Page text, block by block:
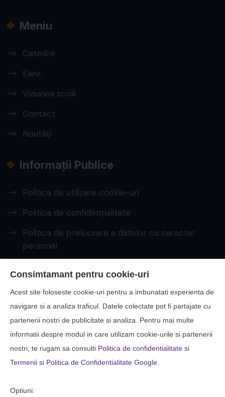
Meniu
Catedre
Elevi
Viziunea scolii
Contact
Noutăți
Informații Publice
Politica de utilizare cookie-uri
Politica de confidențialitate
Politica de prelucrare a datelor cu caracter
personal
PERSONAL – A.N.S.P.D.C.
Protecția consumatorilor – A.N.P.C.
Contact
Str: Zorilor, Nr: 17, Suceava
Consimtamant pentru cookie-uri
Acest site foloseste cookie-uri pentru a imbunatati experienta de
navigare si a analiza traficul. Datele colectate pot fi partajate cu
partenerii nostri de publicitate si analiza. Pentru mai multe
informatii despre modul in care utilizam cookie-urile si partenerii
nostri, te rugam sa consulti Politica de confidentialitate si
Termenii si Politica de Confidentialitate Google
Optiuni: